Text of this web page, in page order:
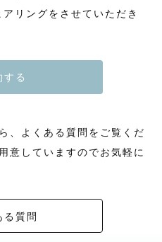
リングをさせていただき
する
、よくある質問をご覧くだ
意していますのでお気軽に
る質問